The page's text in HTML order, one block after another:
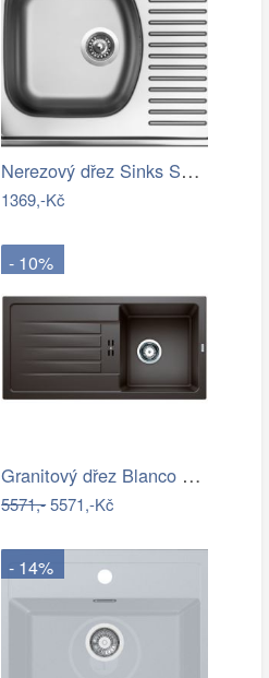
Nerezový dřez Sinks SHORT 580 V 0,5mm…
1369,-Kč
- 10%
Granitový dřez Blanco FAVUM 45 S káva…
5571,-5571,-Kč
- 14%